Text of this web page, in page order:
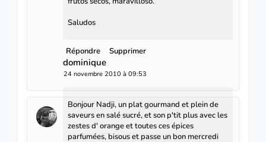
Saludos
Répondre Supprimer
dominique
24 novembre 2010 à 09:53
Bonjour Nadji, un plat gourmand et plein de
saveurs en salé sucré, et son p'tit plus avec les
zestes d' orange et toutes ces épices
parfumées, bisous et passe un bon mercredi